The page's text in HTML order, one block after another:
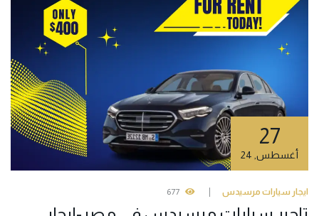
27
أغسطس
ايجار سيارات مرسيدس 677